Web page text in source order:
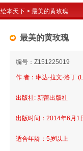
绘本天下 > 最美的黄玫瑰
最美的黄玫瑰
编号：Z151225019
作 者：琳达·拉文·洛丁
出版社: 新蕾出版社
出版时间：2014年6月1
适合年龄：5岁以上